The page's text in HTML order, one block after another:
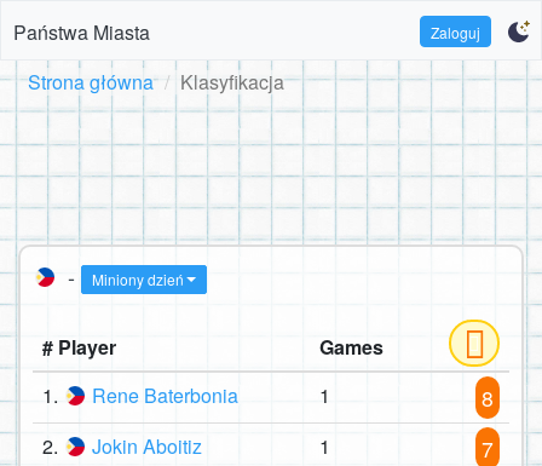
Państwa Miasta Zaloguj
Strona główna Klasyfikacja
- Miniony dzień
# Player
Games
1.
Rene Baterbonia 1 8
2. Jokin Aboitiz 1 7